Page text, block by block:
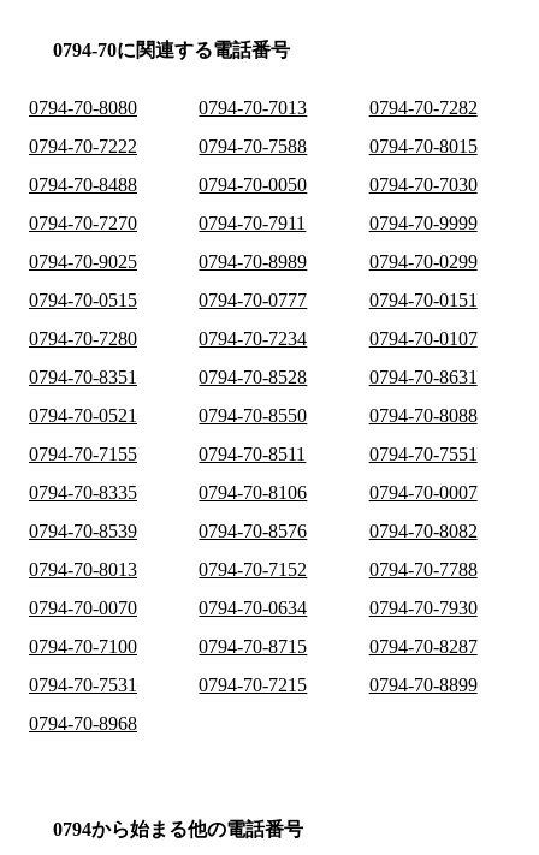
0794-70に関連する電話番号
0794-70-8080 0794-70-7013
0794-70-7282
0794-70-7222
0794-70-7588
0794-70-8015
0794-70-8488
0794-70-0050
0794-70-7030
0794-70-7270
0794-70-7911
0794-70-9999
0794-70-9025
0794-70-8989
0794-70-0299
0794-70-0515
0794-70-0777
0794-70-0151
0794-70-7280
0794-70-7234
0794-70-0107
0794-70-8351
0794-70-8528
0794-70-8631
0794-70-0521
0794-70-8550
0794-70-8088
0794-70-7155
0794-70-8511
0794-70-7551
0794-70-8335
0794-70-8106
0794-70-0007
0794-70-8539
0794-70-8576
0794-70-8082
0794-70-8013
0794-70-7152
0794-70-7788
0794-70-0070
0794-70-0634
0794-70-7930
0794-70-7100
0794-70-8715
0794-70-8287
0794-70-7531
0794-70-7215
0794-70-8899
0794-70-8968
0794から始まる他の電話番号